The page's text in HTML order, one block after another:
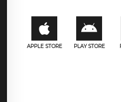
APPLE STORE PLAY STORE